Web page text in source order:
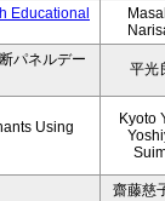
Educational
パネルデー
平光
Using
Kyoto
齋藤慈